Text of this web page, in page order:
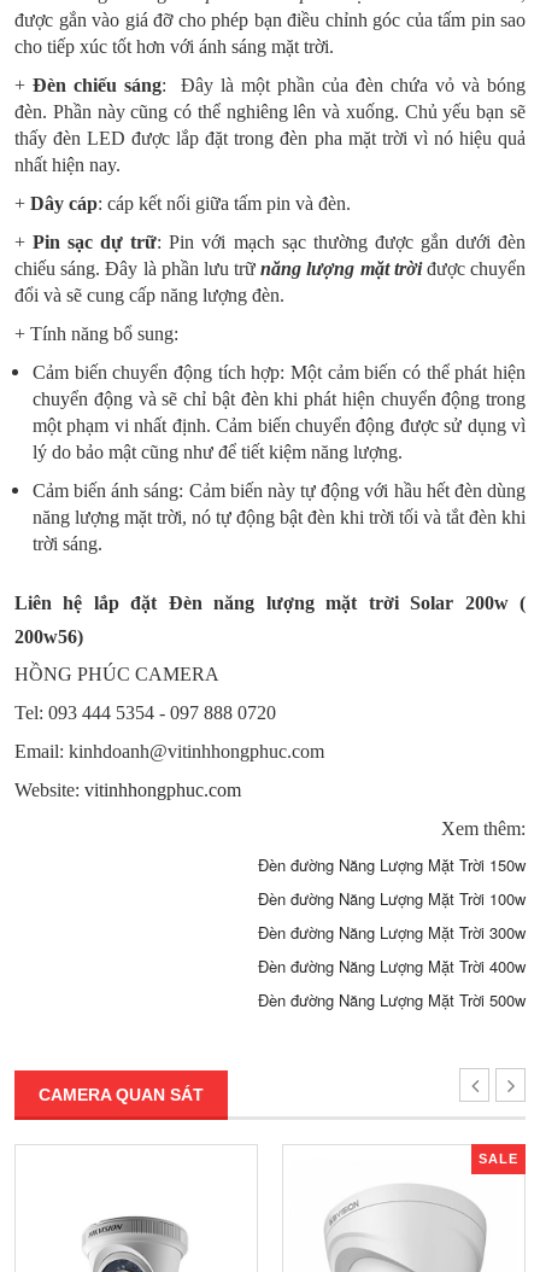
được gắn vào giá đỡ cho phép bạn điều chỉnh góc của tấm pin sao
cho tiếp xúc tốt hơn với ánh sáng mặt trời.
+ Đèn chiếu sáng: Đây là một phần của đèn chứa vỏ và bóng
đèn. Phần này cũng có thể nghiêng lên và xuống. Chủ yếu bạn sẽ
thấy đèn LED được lắp đặt trong đèn pha mặt trời vì nó hiệu quả
nhất hiện nay.
+ Dây cáp: cáp kết nối giữa tấm pin và đèn.
+Pin sạc dự trữ: Pin với mạch sạc thường được gắn dưới đèn
chiếu sáng. Đây là phần lưu trữnăng lượng mặt trờiđược chuyển
đổi và sẽ cung cấp năng lượng đèn.
+ Tính năng bổ sung:
Cảm biến chuyển động tích hợp: Một cảm biến có thể phát hiện
chuyển động và sẽ chỉ bật đèn khi phát hiện chuyển động trong
một phạm vi nhất định. Cảm biến chuyển động được sử dụng vì
lý do bảo mật cũng như để tiết kiệm năng lượng.
Cảm biến ánh sáng: Cảm biến này tự động với hầu hết đèn dùng
năng lượng mặt trời, nó tự động bật đèn khi trời tối và tắt đèn khi
trời sáng.
Liên hệ lắp đặt Đèn năng lượng mặt trời Solar 200w (
200w56)
HỒNG PHÚC CAMERA
Tel: 093 444 5354 - 097 888 0720
Email: kinhdoanh@vitinhhongphuc.com
Website: vitinhhongphuc.com
Xem thêm:
Đèn đường Năng Lượng Mặt Trời 150w
Đèn đường Năng Lượng Mặt Trời 100w
Đèn đường Năng Lượng Mặt Trời 300w
Đèn đường Năng Lượng Mặt Trời 400w
Đèn đường Năng Lượng Mặt Trời 500w
CAMERA QUAN SÁT
SALE